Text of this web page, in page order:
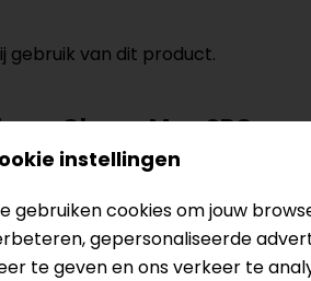
gebruik van dit product.
Clamp Max SPC+
rotatie van 90° - geen
een maximale dikte van 14,5 mm
SPC+
instellingen
gebruiken cookies om jouw
gepersonaliseerde
te geven en ons verkeer te